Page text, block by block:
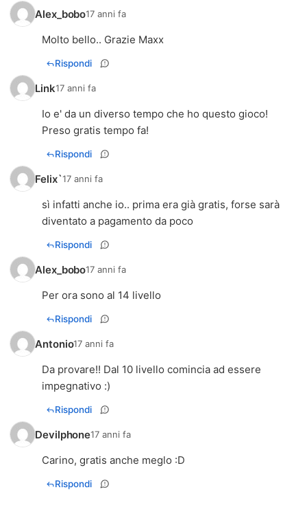
Alex_bobo17 anni fa
Molto bello.. Grazie Maxx
Rispondi
Link17 anni fa
Io e' da un diverso tempo che ho questo gioco!
Preso gratis tempo fa!
Rispondi
Felix`17 anni fa
sì infatti anche io.. prima era già gratis, forse sarà
diventato a pagamento da poco
Rispondi
Alex_bobo17 anni fa
Per ora sono al 14 livello
Rispondi
Antonio17 anni fa
Da provare!! Dal 10 livello comincia ad essere
impegnativo :)
Rispondi
Devilphone17 anni fa
Carino, gratis anche meglo :D
Rispondi